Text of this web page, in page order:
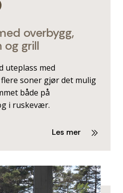
overbygg,
og grill
uteplass med
soner gjør det mulig
både på
i ruskevær.
Les mer